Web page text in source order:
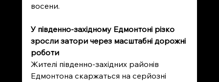
восени.
У південно-західному Едмонтоні різко
зросли затори через масштабні дорожні
роботи
Жителі південно-західних районів
Едмонтона скаржаться на серйозні